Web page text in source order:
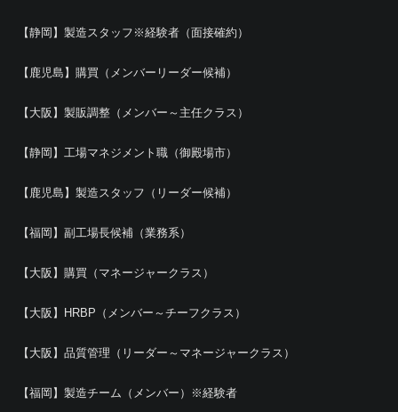
【静岡】製造スタッフ※経験者（面接確約）
【鹿児島】購買（メンバーリーダー候補）
【大阪】製販調整（メンバー～主任クラス）
【静岡】工場マネジメント職（御殿場市）
【鹿児島】製造スタッフ（リーダー候補）
【福岡】副工場長候補（業務系）
【大阪】購買（マネージャークラス）
【大阪】HRBP（メンバー～チーフクラス）
【大阪】品質管理（リーダー～マネージャークラス）
【福岡】製造チーム（メンバー）※経験者